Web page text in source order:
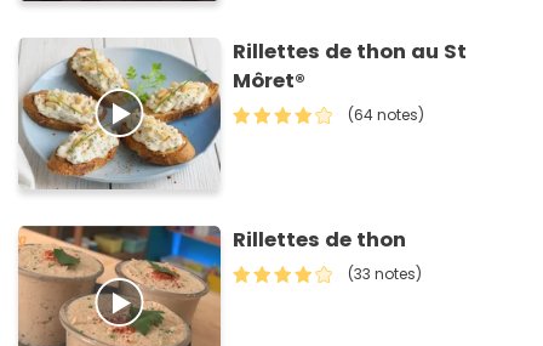
Rillettes de thon au St
Môret®
(64 notes)
Rillettes de thon
(33 notes)